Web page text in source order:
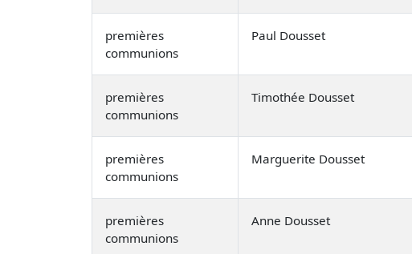
premières
communions
Paul Dousset
premières
communions
Timothée Dousset
premières
communions
Marguerite Dousset
premières
communions
Anne Dousset